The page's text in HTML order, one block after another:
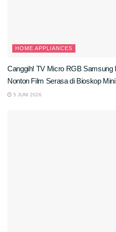
HOME APPLIANCES
Canggih! TV Micro RGB Samsung Ini Siap Ubah Total Cara Kita
Nonton Film Serasa di Bioskop Mini
5 JUNI 2026